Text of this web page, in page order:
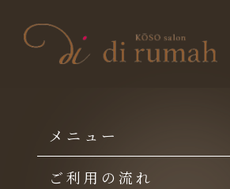
メニュー
ご利用の流れ